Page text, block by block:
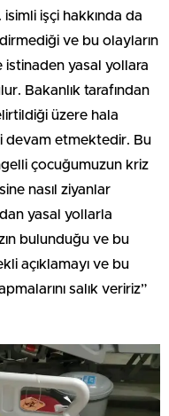
isimli işçi hakkında da
ve bu olayların
istinaden yasal yollara
Bakanlık tarafından
üzere hala
devam etmektedir. Bu
çocuğumuzun kriz
nasıl ziyanlar
yasal yollarla
bulunduğu ve bu
açıklamayı ve bu
salık veririz”